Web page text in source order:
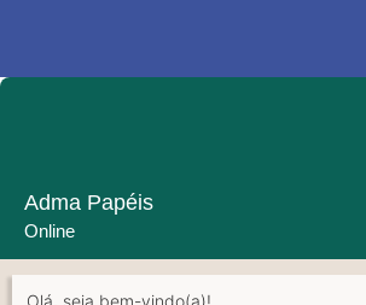
Adma Papéis
Online